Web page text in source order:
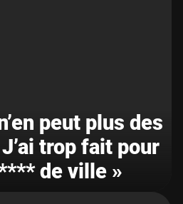
peut plus des
trop fait pour
de ville »